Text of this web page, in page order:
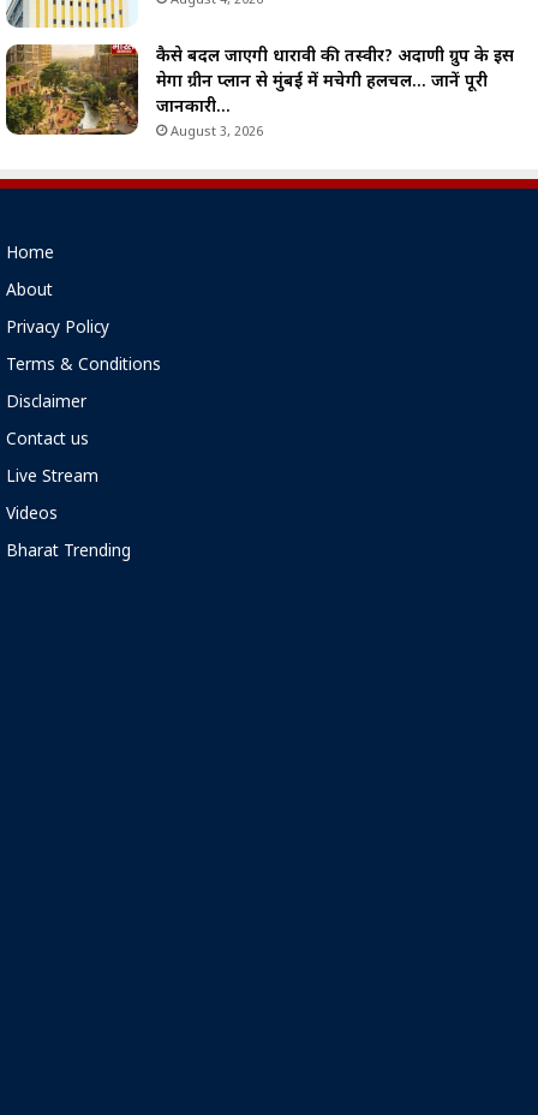
कैसे बदल जाएगी धारावी की तस्वीर? अदाणी ग्रुप के इस
मेगा ग्रीन प्लान से मुंबई में मचेगी हलचल… जानें पूरी
जानकारी…
August 3, 2026
Home
About
Privacy Policy
Terms & Conditions
Disclaimer
Contact us
Live Stream
Videos
Bharat Trending